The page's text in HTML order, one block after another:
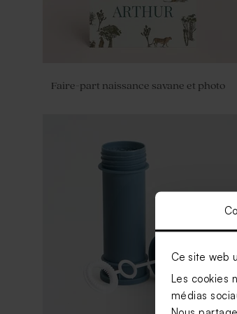
Ce site web
Les cookies
médias
Faire-part naissance savane et photo